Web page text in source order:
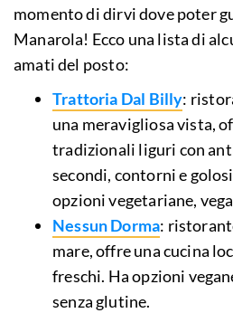
momento di dirvi dove poter
Manarola! Ecco una lista di
amati del posto:
Trattoria Dal Billy:
una meravigliosa vista,
tradizionali liguri con
secondi, contorni e
opzioni vegetariane,
Nessun Dorma:
mare, offre una cucina
freschi. Ha opzioni
senza glutine.